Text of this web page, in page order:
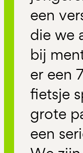
een
die we
bij
er een
fietsje
grote
een